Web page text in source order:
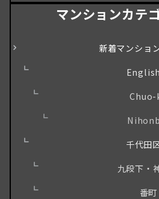
マンションカテ
新着マンショ
English
Chuo-
千代田
九段下・
番町